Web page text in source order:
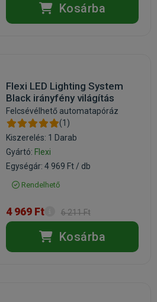
Kosárba
Flexi LED Lighting System
Black irányfény világítás
Felcsévélhető automatapóráz
(1)
Kiszerelés: 1 Darab
Gyártó: Flexi
Egységár: 4 969 Ft / db
Rendelhető
4 969 Ft 6 211 Ft
Kosárba